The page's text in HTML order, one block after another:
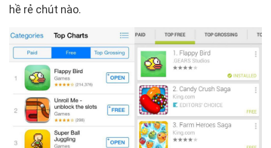
hề rẻ chút nào.